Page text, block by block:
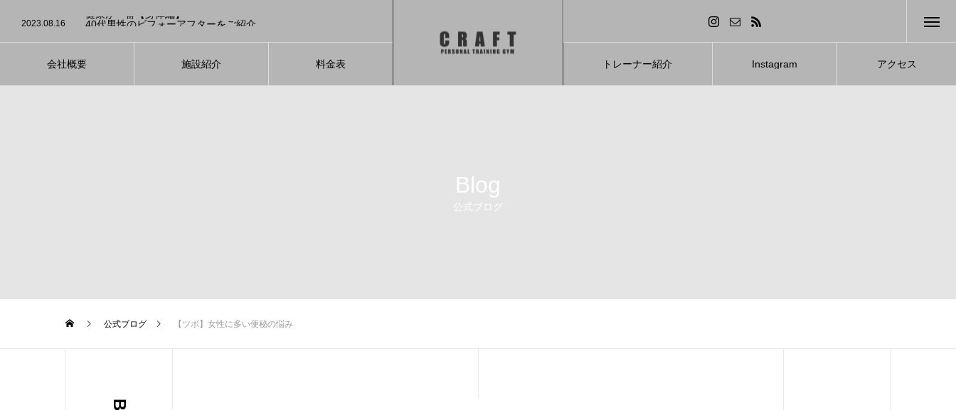
会社概要 施設紹介 料金表 トレーナー紹介 Instagram アクセス
2023.08.16 40代男性のビフォーアフターをご紹介
2023.08.4 適切な睡眠を心がけて【ダイエット】
2023.08.23 健康が一番【身体編】
Blog
公式ブログ
公式ブログ 【ツボ】女性に多い便秘の悩み